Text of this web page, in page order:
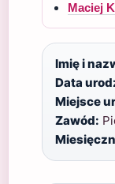
Maciej
Imię i
Data
Miejsce
Zawód: